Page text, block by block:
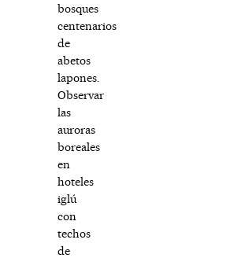
bosques
centenarios
de
abetos
lapones.
Observar
las
auroras
boreales
en
hoteles
iglú
con
techos
de